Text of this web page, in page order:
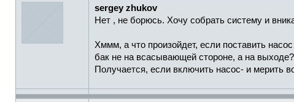
sergey zhukov
Нет , не борюсь. Хочу собрать систему и
Хммм, а что произойдет, если поставить
бак не на всасывающей стороне, а на выходе?
Получается, если включить насос- и мерить